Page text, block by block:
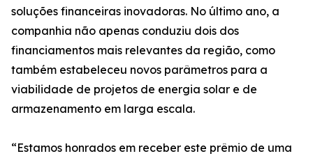
soluções financeiras inovadoras. No último ano, a
companhia não apenas conduziu dois dos
financiamentos mais relevantes da região, como
também estabeleceu novos parâmetros para a
viabilidade de projetos de energia solar e de
armazenamento em larga escala.
“Estamos honrados em receber este prêmio de uma